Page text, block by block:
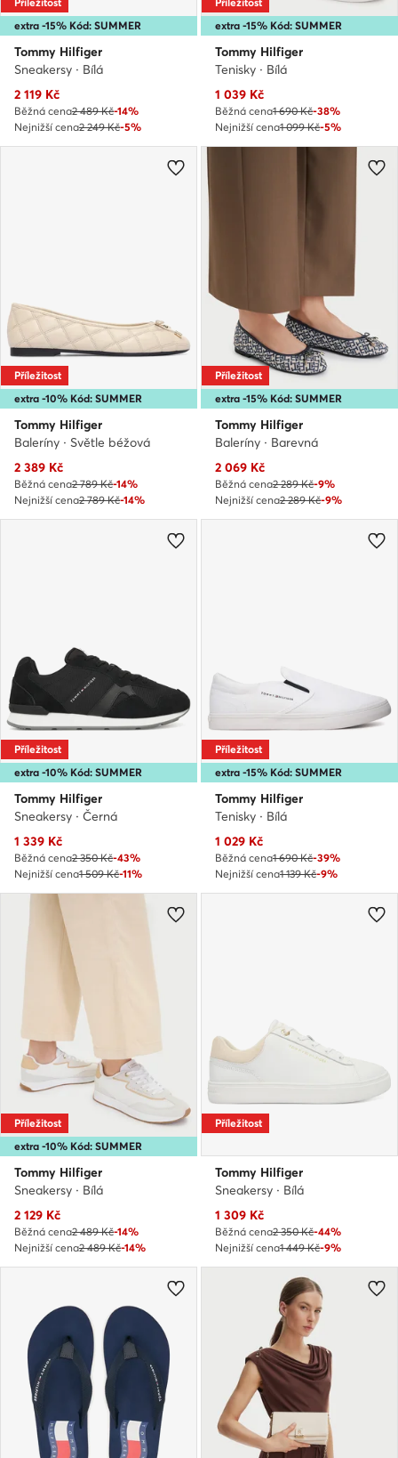
extra -15% Kód: SUMMER
Tommy Hilfiger
Sneakersy · Bílá
Aktuální cena
2 119 Kč
Běžná cena2 489 Kč-14%
Nejnižší cena2 249 Kč-5%
extra -15% Kód: SUMMER
Tommy Hilfiger
Tenisky · Bílá
Aktuální cena
1 039 Kč
Běžná cena1 690 Kč-38%
Nejnižší cena1 099 Kč-5%
extra -10% Kód: SUMMER
Příležitost
Tommy Hilfiger
Baleríny · Světle béžová
Aktuální cena
2 389 Kč
Běžná cena2 789 Kč-14%
Nejnižší cena2 789 Kč-14%
extra -15% Kód: SUMMER
Příležitost
Tommy Hilfiger
Baleríny · Barevná
Aktuální cena
2 069 Kč
Běžná cena2 289 Kč-9%
Nejnižší cena2 289 Kč-9%
extra -10% Kód: SUMMER
Příležitost
Tommy Hilfiger
Sneakersy · Černá
Aktuální cena
1 339 Kč
Běžná cena2 350 Kč-43%
Nejnižší cena1 509 Kč-11%
extra -15% Kód: SUMMER
Příležitost
Tommy Hilfiger
Tenisky · Bílá
Aktuální cena
1 029 Kč
Běžná cena1 690 Kč-39%
Nejnižší cena1 139 Kč-9%
extra -10% Kód: SUMMER
Příležitost
Tommy Hilfiger
Sneakersy · Bílá
Aktuální cena
2 129 Kč
Běžná cena2 489 Kč-14%
Nejnižší cena2 489 Kč-14%
Příležitost
Tommy Hilfiger
Sneakersy · Bílá
Aktuální cena
1 309 Kč
Běžná cena2 350 Kč-44%
Nejnižší cena1 449 Kč-9%